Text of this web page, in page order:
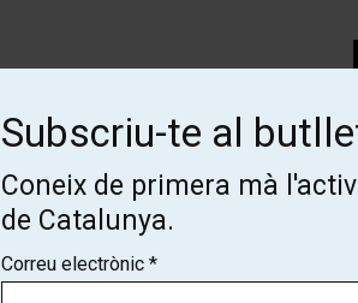
12 €
Subscriu-te al
Coneix de primera mà
de Catalunya.
Correu electrònic *